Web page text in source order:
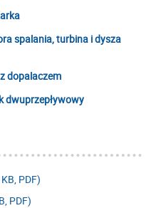
spalania, turbina i dysza
dopalaczem
dwuprzepływowy
PDF)
PDF)